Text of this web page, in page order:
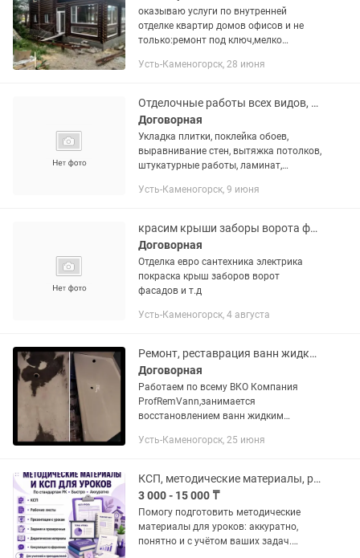
оказываю услуги по внутренней
отделке квартир домов офисов и не
только:ремонт под ключ,мелко
сложности, ламинат,
панели,кафель,...
Усть-Каменогорск, 28 июня
Отделочные работы всех видов, электрика, ремонт
Договорная
Укладка плитки, поклейка обоев,
выравнивание стен, вытяжка потолков,
штукатурные работы, ламинат,
картон.
Усть-Каменогорск, 9 июня
красим крыши заборы ворота фасады все виды отделочных работ
Договорная
Отделка евро сантехника электрика
покраска крыш заборов ворот
фасадов и т.д
Усть-Каменогорск, 4 августа
Ремонт, реставрация ванн жидким акрилом
Договорная
Работаем по всему ВКО Компания
ProfRemVann,занимается
восстановлением ванн жидким
жидким акрилом наиболее удобный и
внешний вид...
Усть-Каменогорск, 25 июня
КСП, методические материалы, рабочие листы
3 000 - 15 000 ₸
Помогу подготовить методические
материалы для уроков: аккуратно,
понятно и с учётом ваших задач.